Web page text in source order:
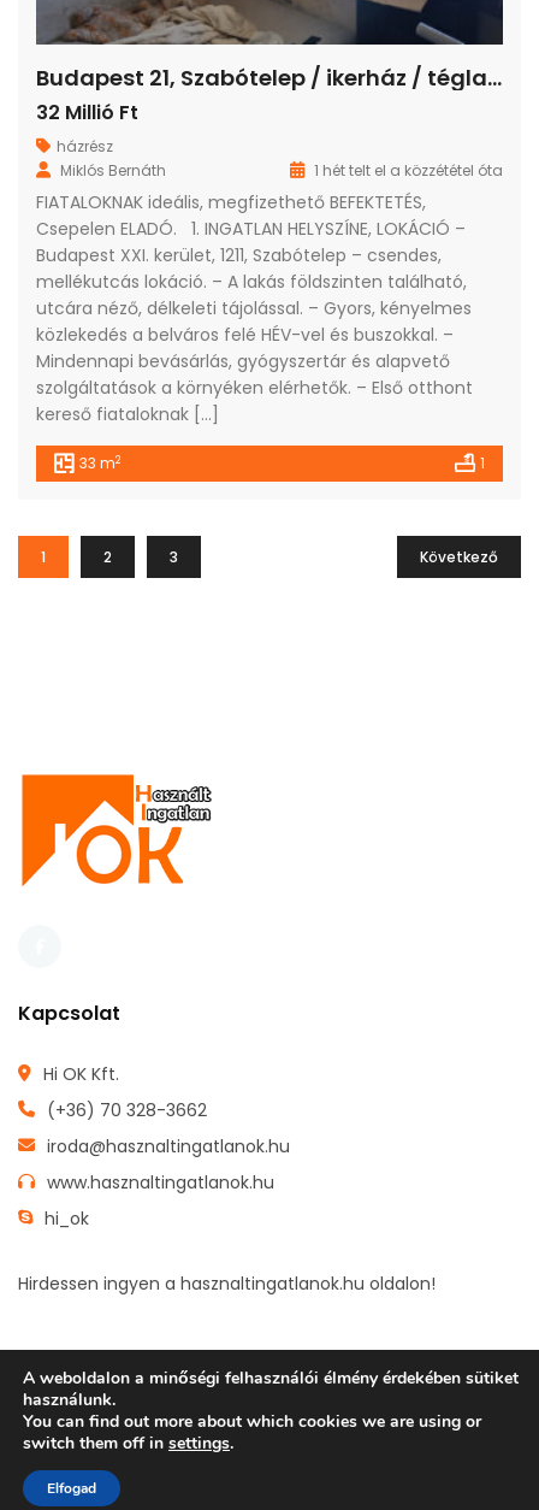
Budapest 21, Szabótelep / ikerház / tégla / 2 szoba / 70 m²
32 Millió Ft
házrész
Miklós Bernáth
1 hét telt el a közzététel óta
FIATALOKNAK ideális, megfizethető BEFEKTETÉS,
Csepelen ELADÓ. 1. INGATLAN HELYSZÍNE, LOKÁCIÓ –
Budapest XXI. kerület, 1211, Szabótelep – csendes,
mellékutcás lokáció. – A lakás földszinten található,
utcára néző, délkeleti tájolással. – Gyors, kényelmes
közlekedés a belváros felé HÉV-vel és buszokkal. –
Mindennapi bevásárlás, gyógyszertár és alapvető
szolgáltatások a környéken elérhetők. – Első otthont
kereső fiataloknak […]
33 m2 1
1 2 3 Következő
Kapcsolat
Hi OK Kft.
(+36) 70 328-3662
iroda@hasznaltingatlanok.hu
www.hasznaltingatlanok.hu
hi_ok
Hirdessen ingyen a hasznaltingatlanok.hu oldalon!
FŐOLDAL INGYENES HIRDETÉSFELADÁS INGATLANOK
ADATVÉDELEM
A weboldalon a minőségi felhasználói élmény érdekében sütiket
használunk.
You can find out more about which cookies we are using or
switch them off in settings.
Elfogad